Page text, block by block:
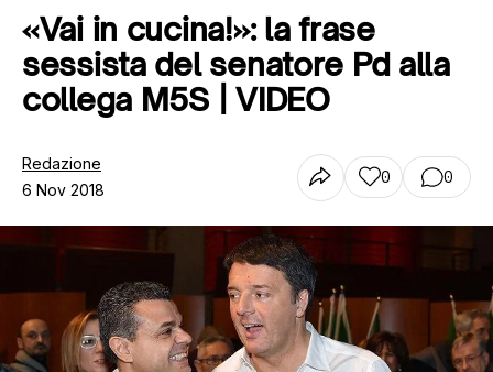
Tutti gli articoli
Chi siamo
Contatti
«Vai in cucina!»: la frase
sessista del senatore Pd alla
collega M5S | VIDEO
Redazione
6 Nov 2018
0 0